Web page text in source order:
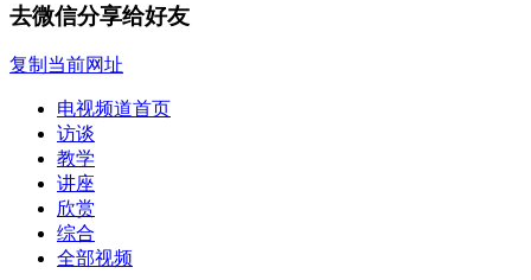
去微信分享给好友
复制当前网址
电视频道首页
访谈
教学
讲座
欣赏
综合
全部视频